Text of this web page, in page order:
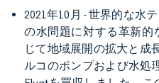
2021年10月 - 世界的な水
の水問題に対する革新的
じて地域展開の拡大と成
ルコのポンプおよび水処